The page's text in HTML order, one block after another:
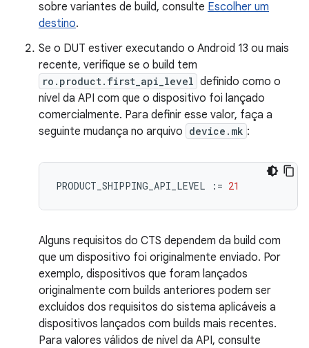
sobre variantes de build, consulte Escolher um
destino.
Se o DUT estiver executando o Android 13 ou mais
recente, verifique se o build tem
ro.product.first_api_level definido como o
nível da API com que o dispositivo foi lançado
comercialmente. Para definir esse valor, faça a
seguinte mudança no arquivo device.mk :
PRODUCT_SHIPPING_API_LEVEL := 21
Alguns requisitos do CTS dependem da build com
que um dispositivo foi originalmente enviado. Por
exemplo, dispositivos que foram lançados
originalmente com builds anteriores podem ser
excluídos dos requisitos do sistema aplicáveis a
dispositivos lançados com builds mais recentes.
Para valores válidos de nível da API, consulte